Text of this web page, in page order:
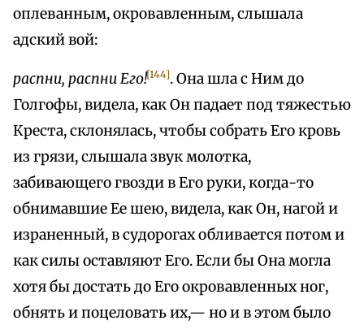
оплеванным, окровавленным, слышала
адский вой:
распни, распни Его![144]. Она шла с Ним до
Голгофы, видела, как Он падает под тяжестью
Креста, склонялась, чтобы собрать Его кровь
из грязи, слышала звук молотка,
забивающего гвозди в Его руки, когда-то
обнимавшие Ее шею, видела, как Он, нагой и
израненный, в судорогах обливается потом и
как силы оставляют Его. Если бы Она могла
хотя бы достать до Его окровавленных ног,
обнять и поцеловать их,— но и в этом было